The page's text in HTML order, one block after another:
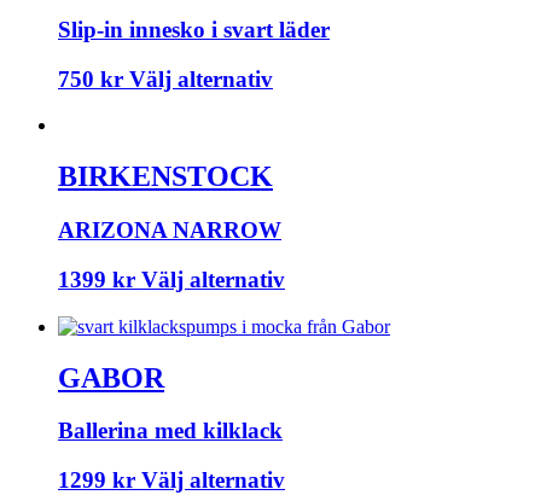
Slip-in innesko i svart läder
750 kr Välj alternativ
BIRKENSTOCK
ARIZONA NARROW
1399 kr Välj alternativ
GABOR
Ballerina med kilklack
1299 kr Välj alternativ